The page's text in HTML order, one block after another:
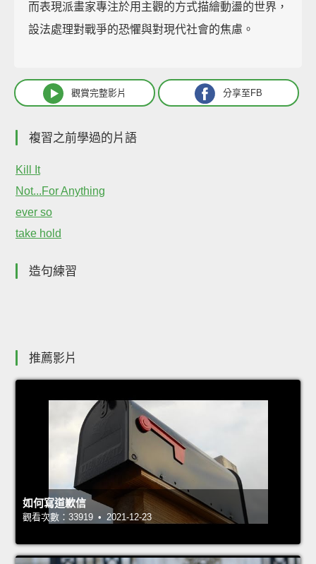
而表現派畫家專注於用主觀的方式描繪動盪的世界，
設法處理對戰爭的恐懼與對現代社會的焦慮。
觀賞完整影片 分享至FB
複習之前學過的片語
Kill It
Not...For Anything
ever so
take hold
造句練習
推薦影片
如何寫道歉信
觀看次數：33919 • 2021-12-23